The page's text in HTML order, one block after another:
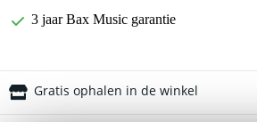
3 jaar Bax Music garantie
Gratis ophalen in de winkel